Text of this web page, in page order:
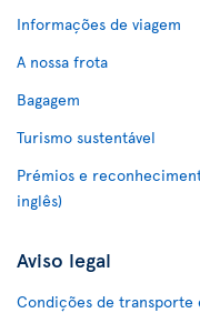
Informações de viagem
A nossa frota
Bagagem
Turismo sustentável
Prémios e
inglês)
Aviso legal
Condições de transporte